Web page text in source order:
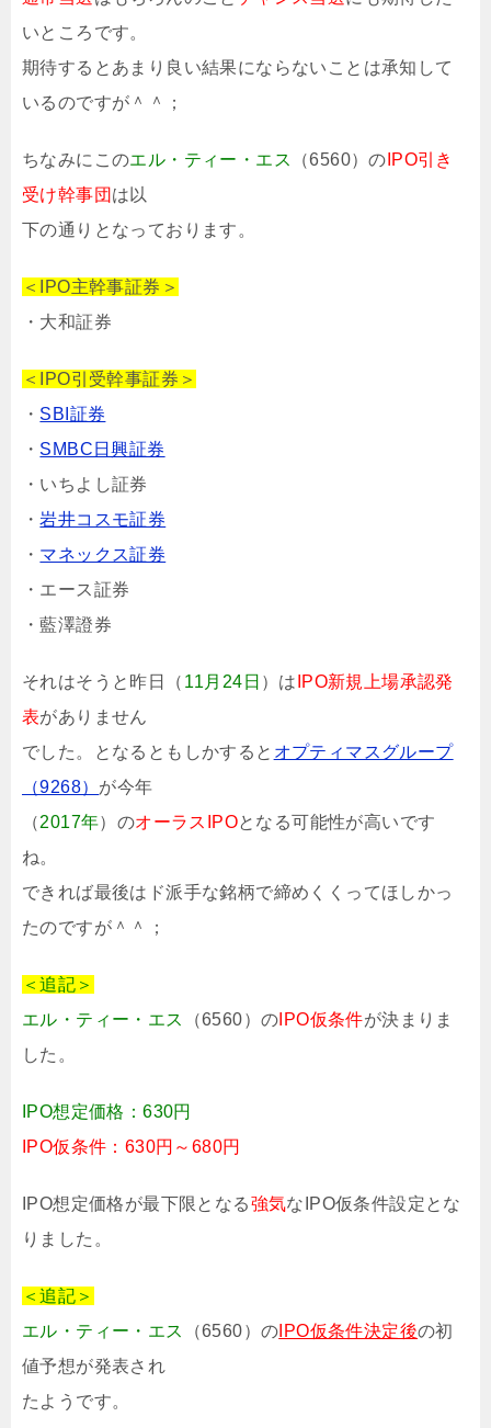
いところです。
期待するとあまり良い結果にならないことは承知して
いるのですが＾＾；
ちなみにこのエル・ティー・エス （6560）の IPO引き
受け幹事団 は以
下の通りとなっております。
＜IPO主幹事証券＞
・大和証券
＜IPO引受幹事証券＞
・ SBI証券
・ SMBC日興証券
・いちよし証券
・岩井コスモ証券
・ マネックス証券
・エース証券
・藍澤證券
それはそうと昨日（ 11月24日 ）は IPO新規上場承認発
表がありません
でした。となるともしかすると オプティマスグループ
（9268） が今年
（2017年）のオーラスIPOとなる可能性が高いです
ね。
できれば最後はド派手な銘柄で締めくくってほしかっ
たのですが＾＾；
＜追記＞
エル・ティー・エス
（6560）の IPO仮条件が決まりま
した。
IPO想定価格：630円
IPO仮条件：630円～680円
IPO想定価格が最下限となる強気なIPO仮条件設定とな
りました。
＜追記＞
エル・ティー・エス
（6560）の IPO仮条件決定後の初
値予想が発表され
たようです。